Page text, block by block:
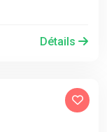
Détails